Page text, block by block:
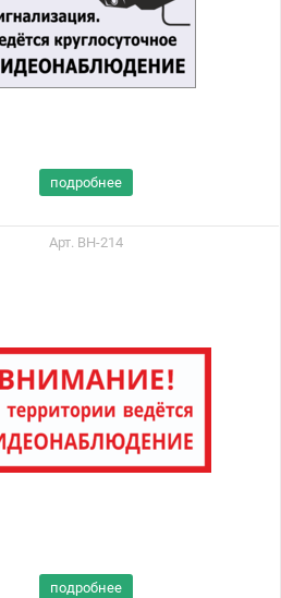
приобрести
через
подробнее
Арт. ВН-214
подробнее